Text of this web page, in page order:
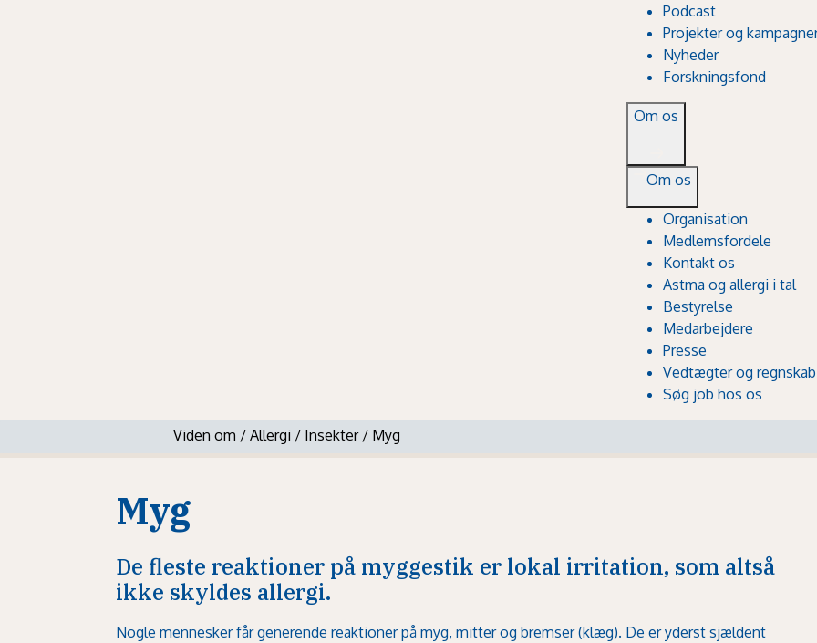
Podcast
Projekter og
Nyheder
Forskningsfond
Om os
Om os
Organisation
Medlemsfordele
Kontakt os
Astma og allergi i tal
Bestyrelse
Medarbejdere
Presse
Vedtægter og regnskab
Søg job hos os
Viden om / Allergi / Insekter / Myg
Myg
De fleste reaktioner på myggestik er lokal irritation, som altså
ikke skyldes allergi.
Nogle mennesker får generende reaktioner på myg, mitter og bremser (klæg). De er yderst sjældent